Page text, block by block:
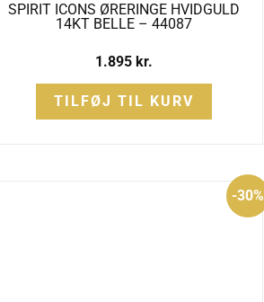
SPIRIT ICONS ØRERINGE HVIDGULD
14KT BELLE – 44087
1.895 kr.
TILFØJ TIL KURV
-30%
aktuelle